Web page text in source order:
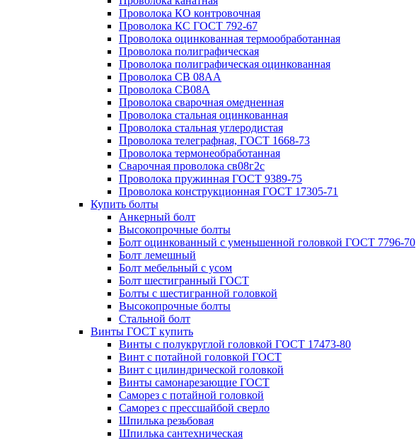
Проволока КО контровочная
Проволока КС ГОСТ 792-67
Проволока оцинкованная термообработанная
Проволока полиграфическая
Проволока полиграфическая оцинкованная
Проволока СВ 08АА
Проволока СВ08А
Проволока сварочная омедненная
Проволока стальная оцинкованная
Проволока стальная углеродистая
Проволока телеграфная, ГОСТ 1668-73
Проволока термонеобработанная
Сварочная проволока св08г2с
Проволока пружинная ГОСТ 9389-75
Проволока конструкционная ГОСТ 17305-71
Купить болты
Анкерный болт
Высокопрочные болты
Болт оцинкованный с уменьшенной головкой ГОСТ 7796-70
Болт лемешный
Болт мебельный с усом
Болт шестигранный ГОСТ
Болты с шестигранной головкой
Высокопрочные болты
Стальной болт
Винты ГОСТ купить
Винты с полукруглой головкой ГОСТ 17473-80
Винт с потайной головкой ГОСТ
Винт с цилиндрической головкой
Винты самонарезающие ГОСТ
Саморез с потайной головкой
Саморез с прессшайбой сверло
Шпилька резьбовая
Шпилька сантехническая